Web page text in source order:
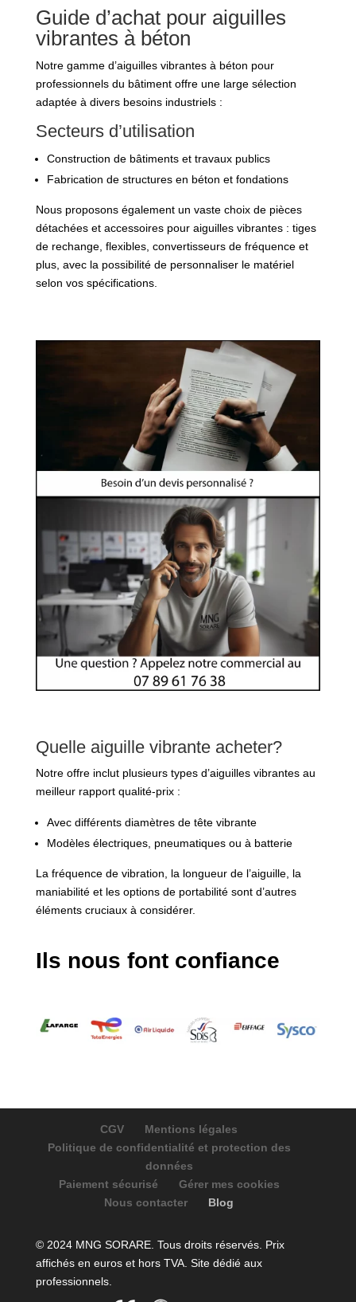
Guide d’achat pour aiguilles
vibrantes à béton
Notre gamme d’aiguilles vibrantes à béton pour
professionnels du bâtiment offre une large sélection
adaptée à divers besoins industriels :
Secteurs d’utilisation
Construction de bâtiments et travaux publics
Fabrication de structures en béton et fondations
Nous proposons également un vaste choix de pièces
détachées et accessoires pour aiguilles vibrantes : tiges
de rechange, flexibles, convertisseurs de fréquence et
plus, avec la possibilité de personnaliser le matériel
selon vos spécifications.
Quelle aiguille vibrante acheter?
Notre offre inclut plusieurs types d’aiguilles vibrantes au
meilleur rapport qualité-prix :
Avec différents diamètres de tête vibrante
Modèles électriques, pneumatiques ou à batterie
La fréquence de vibration, la longueur de l’aiguille, la
maniabilité et les options de portabilité sont d’autres
éléments cruciaux à considérer.
Ils nous font confiance
CGV
Mentions légales
Politique de confidentialité et protection des
données
Paiement sécurisé
Gérer mes cookies
Nous contacter
Blog
© 2024 MNG SORARE. Tous droits réservés. Prix
affichés en euros et hors TVA. Site dédié aux
professionnels.